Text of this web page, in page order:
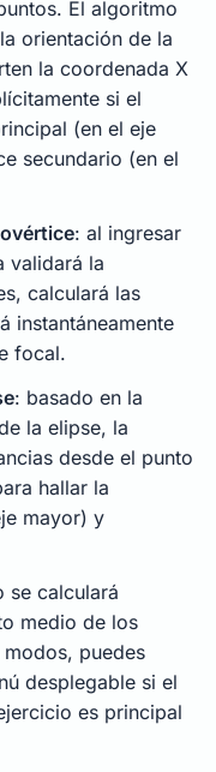
El algoritmo
orientación de la
la coordenada X
si el
(en el eje
secundario (en el
: al ingresar
validará la
calculará las
instantáneamente
focal.
: basado en la
la elipse, la
desde el punto
hallar la
mayor) y
se calculará
medio de los
puedes
desplegable si el
es principal